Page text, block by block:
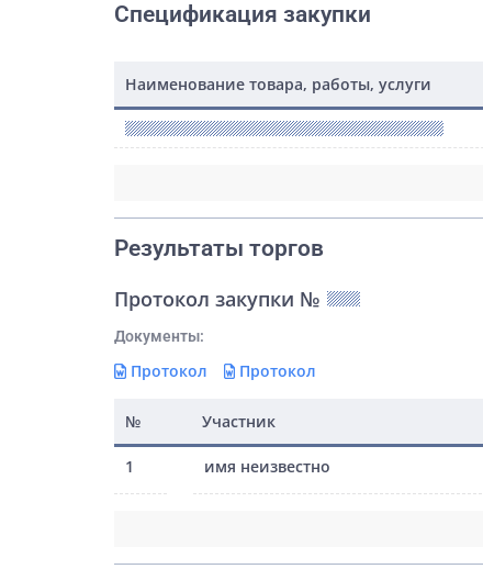
Спецификация закупки
Наименование товара, работы, услуги
Результаты торгов
Протокол закупки №
Документы:
Протокол Протокол
№ Участник
1 имя неизвестно